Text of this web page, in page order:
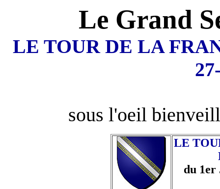
Le Grand
LE TOUR DE LA
sous l'oeil
LE
du 1er